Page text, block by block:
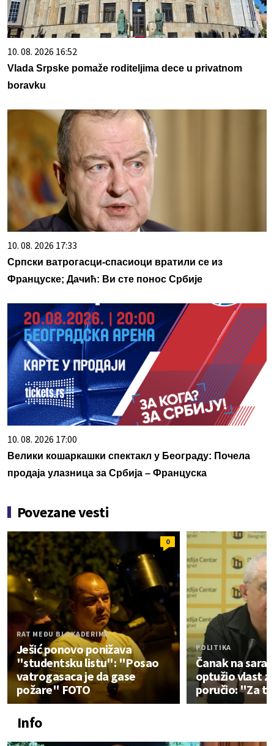
10. 08. 2026 16:52
Vlada Srpske pomaže roditeljima dece u privatnom
boravku
10. 08. 2026 17:33
Српски ватрогасци-спасиоци вратили се из
Француске; Дачић: Ви сте понос Србије
10. 08. 2026 17:00
Велики кошаркашки спектакл у Београду: Почела
продаја улазница за Србија – Француска
Povezane vesti
0
RAT MEĐU BLOKADERIMA
Ješić ponovo ponižava
"studentsku listu": "Posao
vatrogasaca je da gase
požare" FOTO
POLITIKA
Čanak na
optužio vlast
poručio: "Za
Info